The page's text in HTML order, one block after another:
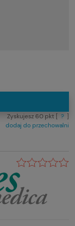
Zyskujesz60 pkt [ ? ]
dodaj do przechowalni